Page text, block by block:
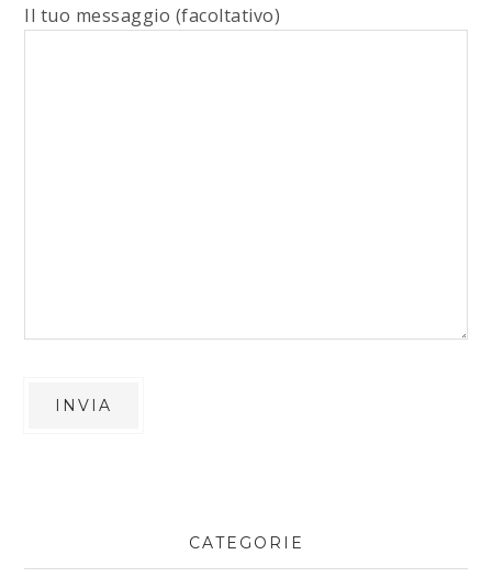
Il tuo messaggio (facoltativo)
CATEGORIE